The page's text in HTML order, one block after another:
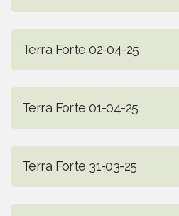
Terra Forte 02-04-25
Terra Forte 01-04-25
Terra Forte 31-03-25